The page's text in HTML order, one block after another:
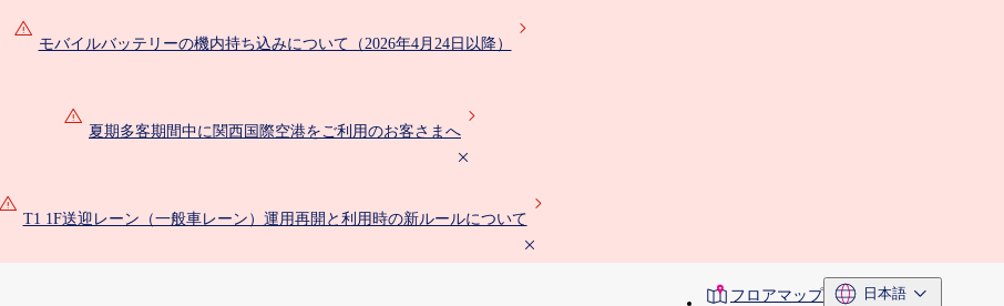
モバイルバッテリーの機内持ち込みについて（2026年4月24日以降）
夏期多客期間中に関西国際空港をご利用のお客さまへ
T1 1F送迎レーン（一般車レーン）運用再開と利用時の新ルールについて
toolbarフロアマップ 日本語